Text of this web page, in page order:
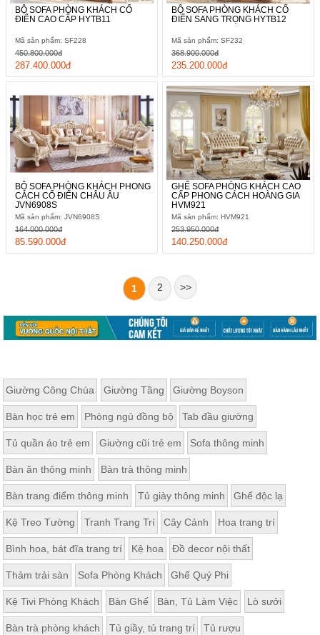
BỘ SOFA PHÒNG KHÁCH CỔ
ĐIỂN CAO CẤP HYTB11
Mã sản phẩm: SF228
287.400.000đ
450.800.000đ
BỘ SOFA PHÒNG KHÁCH CỔ
ĐIỂN SANG TRỌNG HYTB12
Mã sản phẩm: SF232
235.200.000đ
368.900.000đ
BỘ SOFA PHÒNG KHÁCH PHONG
CÁCH CỔ ĐIỂN CHÂU ÂU
JVN6908S
Mã sản phẩm: JVN6908S
85.590.000đ
164.000.000đ
GHẾ SOFA PHÒNG KHÁCH CAO
CẤP PHONG CÁCH HOÀNG GIA
HVM921
Mã sản phẩm: HVM921
140.250.000đ
253.950.000đ
1 2 >>
Giường Công Chúa Giường Tầng Giường Boyson
Bàn học trẻ em Phòng ngủ đồng bộ Tab đầu giường
Tủ quần áo trẻ em Giường cũi trẻ em Sofa thông minh
Bàn ăn thông minh Bàn trà thông minh
Bàn trang điểm thông minh Tủ giày thông minh Ghế độc lạ
Kệ Treo Tường Tranh Trang Trí Cây Cảnh Hoa trang trí
Bình hoa, bát đĩa trang trí Kệ hoa Đồ decor nội thất
Thảm trải sàn Sofa Phòng Khách Ghế Quý Phi
Kệ Tivi Phòng Khách Bàn Ghế Bàn, Tủ Làm Việc Lò sưởi
Bàn trà phòng khách Tủ giầy, tủ trang trí Tủ rượu